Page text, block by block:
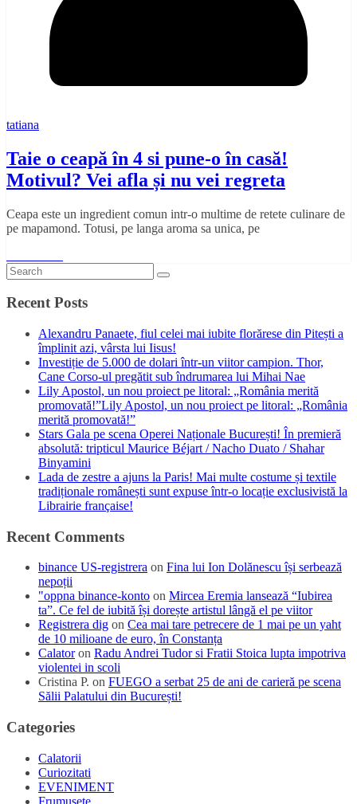
tatiana
Taie o ceapă în 4 si pune-o în casă!
Motivul? Vei afla și nu vei regreta
Ceapa este un ingredient comun intr-o multime de retete culinare de
pe mapamond. Totusi, pe langa aroma sa unica, pe
Recent Posts
Alexandru Panaete, fiul celei mai iubite florărese din Pitești a
împlinit azi, vârsta lui Iisus!
Investiție de 5.000 de dolari într-un viitor campion. Thor,
Cane Corso-ul pregătit sub îndrumarea lui Mihai Nae
Lily Apostol, un nou proiect pe litoral: „România merită
promovată!”Lily Apostol, un nou proiect pe litoral: „România
merită promovată!”
Stars Gala pe scena Operei Naționale București! În premieră
absolută: tripticul Maurice Béjart / Nacho Duato / Shahar
Binyamini
Lada de zestre a ajuns la Paris! Mai multe costume și textile
tradiționale românești sunt expuse într-o locație exclusivistă la
Librairie française!
Recent Comments
binance US-registrera on Fina lui Ion Dolănescu își serbează
nepoții
"oppna binance-konto on Mircea Eremia lansează “Iubirea
ta”. Ce fel de iubită își dorește artistul lângă el pe viitor
Registrera dig on Cea mai tare petrecere de 1 mai pe un yaht
de 10 milioane de euro, în Constanța
Calatoron Radu Andrei Tudor si Fratii Stoica lupta impotriva
violentei in scoli
Cristina P. on FUEGO a serbat 25 de ani de carieră pe scena
Sălii Palatului din București!
Categories
Calatorii
Curiozitati
EVENIMENT
Frumusete